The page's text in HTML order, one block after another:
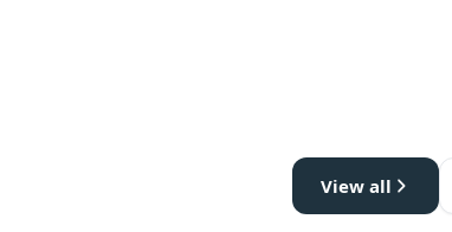
View all